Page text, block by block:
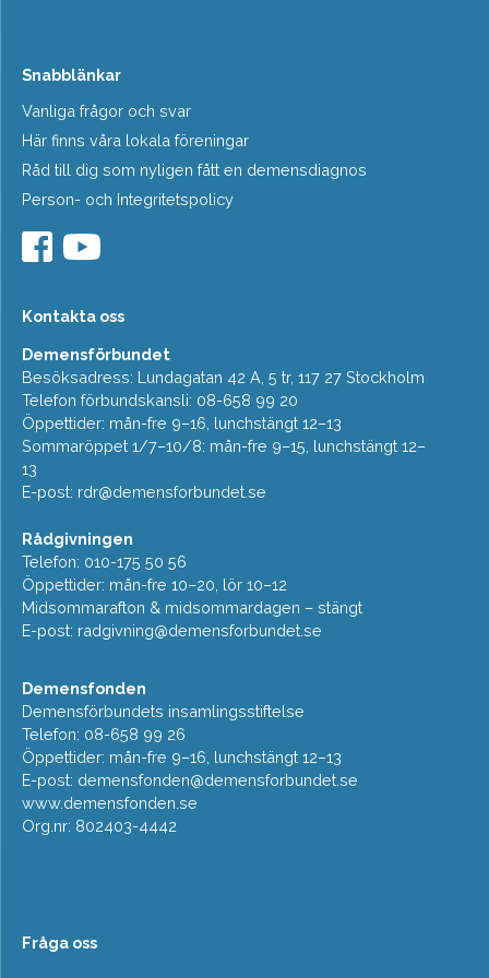
Snabblänkar
Vanliga frågor och svar
Här finns våra lokala föreningar
Råd till dig som nyligen fått en demensdiagnos
Person- och Integritetspolicy
Kontakta oss
Demensförbundet
Besöksadress: Lundagatan 42 A, 5 tr, 117 27 Stockholm
Telefon förbundskansli: 08-658 99 20
Öppettider: mån-fre 9–16, lunchstängt 12–13
Sommaröppet 1/7–10/8: mån-fre 9–15, lunchstängt 12–
13
E-post: rdr@demensforbundet.se
Rådgivningen
Telefon: 010-175 50 56
Öppettider: mån-fre 10–20, lör 10–12
Midsommarafton & midsommardagen – stängt
E-post: radgivning@demensforbundet.se
Demensfonden
Demensförbundets insamlingsstiftelse
Telefon: 08-658 99 26
Öppettider: mån-fre 9–16, lunchstängt 12–13
E-post: demensfonden@demensforbundet.se
www.demensfonden.se
Org.nr: 802403-4442
Fråga oss